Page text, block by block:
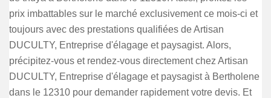
prix imbattables sur le marché exclusivement ce mois-ci et
toujours avec des prestations qualifiées de Artisan
DUCULTY, Entreprise d'élagage et paysagist. Alors,
précipitez-vous et rendez-vous directement chez Artisan
DUCULTY, Entreprise d'élagage et paysagist à Bertholene
dans le 12310 pour demander rapidement votre devis. Et